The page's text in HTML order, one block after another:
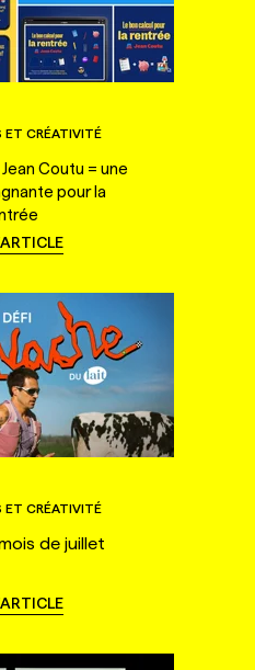
ET CRÉATIVITÉ
Coutu = une
pour la
ET CRÉATIVITÉ
de juillet